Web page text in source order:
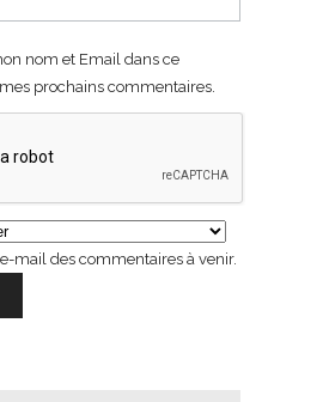
nom et Email dans ce
prochains commentaires.
mail des commentaires à venir.